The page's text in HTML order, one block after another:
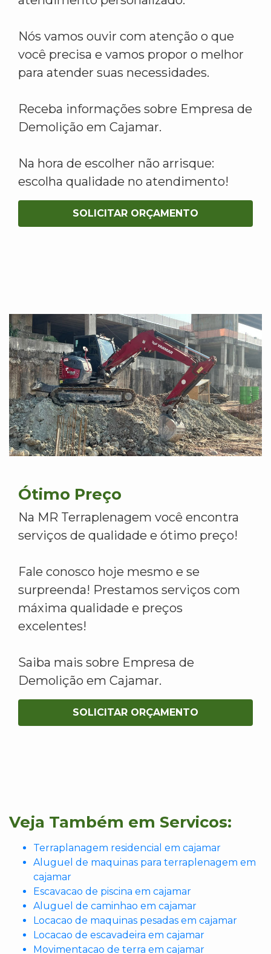
Nós vamos ouvir com atenção o que
você precisa e vamos propor o melhor
para atender suas necessidades.
Receba informações sobre Empresa de
Demolição em Cajamar.
Na hora de escolher não arrisque:
escolha qualidade no atendimento!
SOLICITAR ORÇAMENTO
Ótimo Preço
Na MR Terraplenagem você encontra
serviços de qualidade e ótimo preço!
Fale conosco hoje mesmo e se
surpreenda! Prestamos serviços com
máxima qualidade e preços
excelentes!
Saiba mais sobre Empresa de
Demolição em Cajamar.
SOLICITAR ORÇAMENTO
Veja Também em Servicos:
Terraplanagem residencial em cajamar
Aluguel de maquinas para terraplenagem em
cajamar
Escavacao de piscina em cajamar
Aluguel de caminhao em cajamar
Locacao de maquinas pesadas em cajamar
Locacao de escavadeira em cajamar
Movimentacao de terra em cajamar